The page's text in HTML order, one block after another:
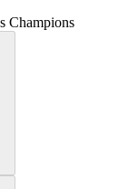
Champions